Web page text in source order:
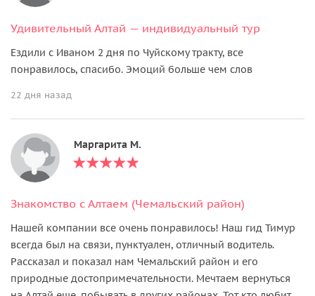
Удивительный Алтай — индивидуальный тур
Ездили с Иваном 2 дня по Чуйскому тракту, все
понравилось, спасибо. Эмоций больше чем слов
22 дня назад
Маргарита М.
Знакомство с Алтаем (Чемальский район)
Нашей компании все очень понравилось! Наш гид Тимур
всегда был на связи, пунктуален, отличный водитель.
Рассказал и показал нам Чемальский район и его
природные достопримечательности. Мечтаем вернуться